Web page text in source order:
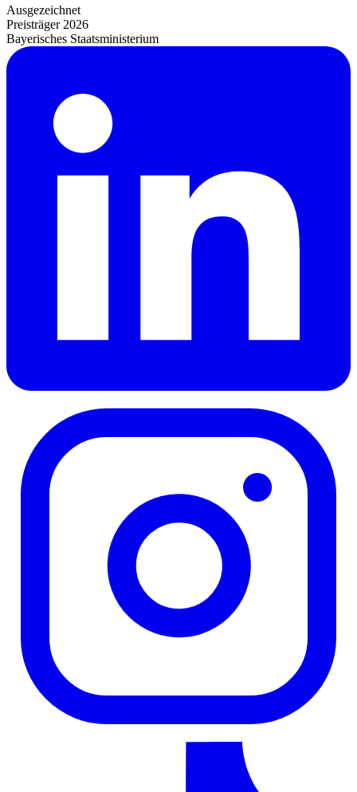
Ausgezeichnet
Preisträger 2026
Bayerisches Staatsministerium